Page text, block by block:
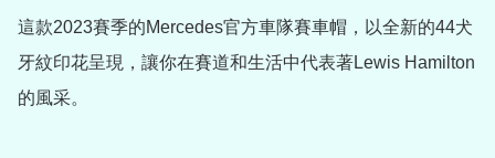
這款2023賽季的Mercedes官方車隊賽車帽，以全新的44犬
牙紋印花呈現，讓你在賽道和生活中代表著Lewis Hamilton
的風采。